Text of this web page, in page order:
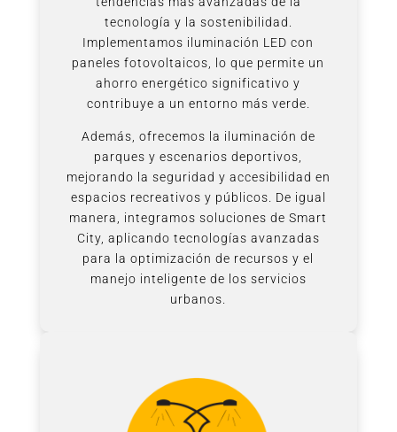
tecnología y la sostenibilidad.
Implementamos iluminación LED con
paneles fotovoltaicos, lo que permite un
ahorro energético significativo y
contribuye a un entorno más verde.
Además, ofrecemos la iluminación de
parques y escenarios deportivos,
mejorando la seguridad y accesibilidad en
espacios recreativos y públicos. De igual
manera, integramos soluciones de Smart
City, aplicando tecnologías avanzadas
para la optimización de recursos y el
manejo inteligente de los servicios
urbanos.